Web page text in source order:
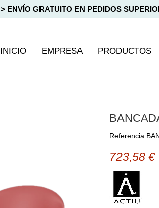
> ENVÍO GRATUITO EN PEDIDOS
INICIO EMPRESA PRODUCTOS
Referencia
723,58 €